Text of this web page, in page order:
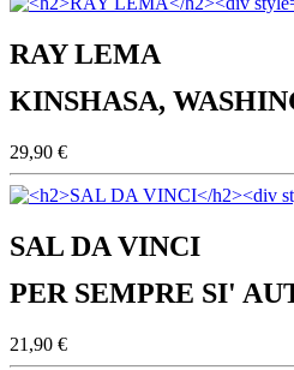
RAY LEMA
KINSHASA,
29,90 €
SAL DA VINCI
PER SEMPRE SI'
21,90 €